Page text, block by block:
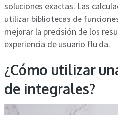
soluciones exactas. Las
utilizar bibliotecas de
mejorar la precisión de los
experiencia de usuario fluida.
¿Cómo utilizar
de integrales?